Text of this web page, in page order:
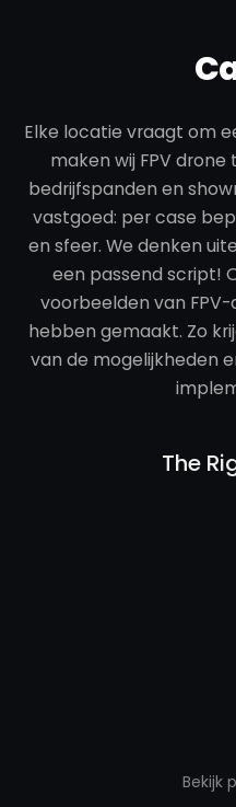
Elke locatie vraagt om
maken wij FPV
bedrijfspanden en
vastgoed: per case
en sfeer. We denken
een passend script!
voorbeelden van
hebben gemaakt. Zo
van de mogelijkheden
The
Bekijk